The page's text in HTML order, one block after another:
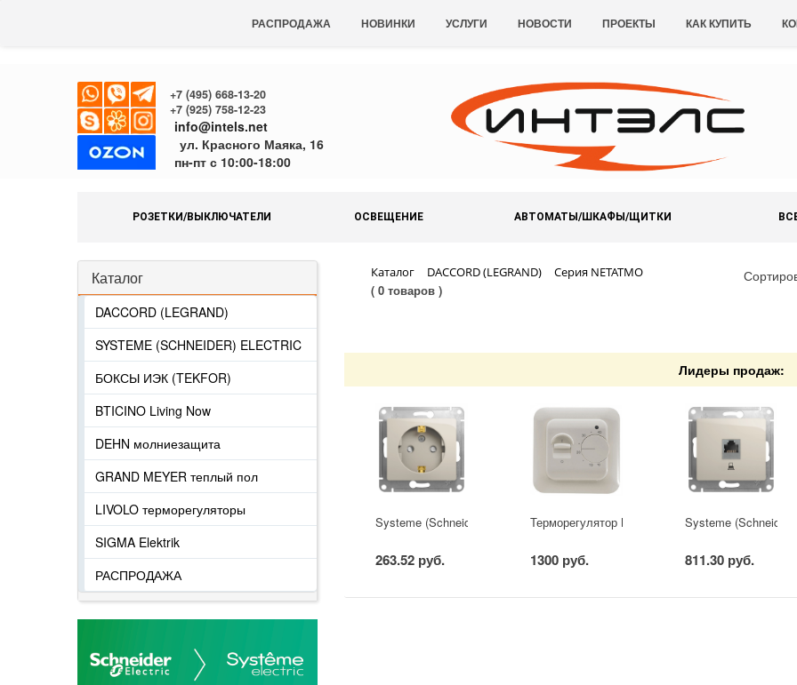
РАСПРОДАЖА НОВИНКИ УСЛУГИ НОВОСТИ ПРОЕКТЫ КАК КУПИТЬ
+7 (495) 668-13-20
+7 (925) 758-12-23
info@intels.net
ул. Красного Маяка, 16
пн-пт с 10:00-18:00
РОЗЕТКИ/ВЫКЛЮЧАТЕЛИ ОСВЕЩЕНИЕ АВТОМАТЫ/ШКАФЫ/ЩИТКИ
Каталог
DACCORD (LEGRAND)
SYSTEME (SCHNEIDER) ELECTRIC
БОКСЫ ИЭК (TEKFOR)
BTICINO Living Now
DEHN молниезащита
GRAND MEYER теплый пол
LIVOLO терморегуляторы
SIGMA Elektrik
РАСПРОДАЖА
Каталог DACCORD (LEGRAND) Серия NETATMO
( 0 товаров )
Лидеры продаж:
Systeme (Schneider) Electric GLOSSA РОЗЕТКА с заземлением со
263.52 руб.
Терморегулятор MST-1 Grand Meyer крем
1300 руб.
Systeme
811.30 руб.